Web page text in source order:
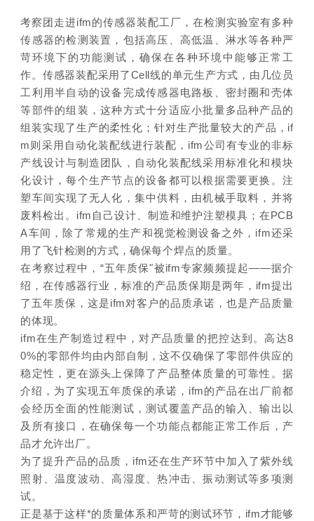
考察团走进ifm的传感器装配工厂，在检测实验室有多种
传感器的检测装置，包括高压、高低温、淋水等各种严
苛环境下的功能测试，确保在各种环境中能够正常工
作。传感器装配采用了Cell线的单元生产方式，由几位员
工利用半自动的设备完成传感器电路板、密封圈和壳体
等部件的组装，这种方式十分适应小批量多品种产品的
组装实现了生产的柔性化；针对生产批量较大的产品，if
m则采用自动化装配线进行装配，ifm公司有专业的非标
产线设计与制造团队，自动化装配线采用标准化和模块
化设计，每个生产节点的设备都可以根据需要更换。注
塑车间实现了无人化，集中供料，由机械手取料，并将
废料检出。ifm自己设计、制造和维护注塑模具；在PCB
A车间，除了常规的生产和视觉检测设备之外，ifm还采
用了飞针检测的方式，确保每个焊点的质量。
在考察过程中，“五年质保"被ifm专家频频提起——据介
绍，在传感器行业，标准的产品质保期是两年，ifm提出
了五年质保，这是ifm对客户的品质承诺，也是产品质量
的体现。
ifm在生产制造过程中，对产品质量的把控达到。高达8
0%的零部件均由内部自制，这不仅确保了零部件供应的
稳定性，更在源头上保障了产品整体质量的可靠性。据
介绍，为了实现五年质保的承诺，ifm的产品在出厂前都
会经历全面的性能测试，测试覆盖产品的输入、输出以
及所有接口，在确保每一个功能点都能正常工作后，产
品才允许出厂。
为了提升产品的品质，ifm还在生产环节中加入了紫外线
照射、温度波动、高湿度、热冲击、振动测试等多项测
试。
正是基于这样*的质量体系和严苛的测试环节，ifm才能够